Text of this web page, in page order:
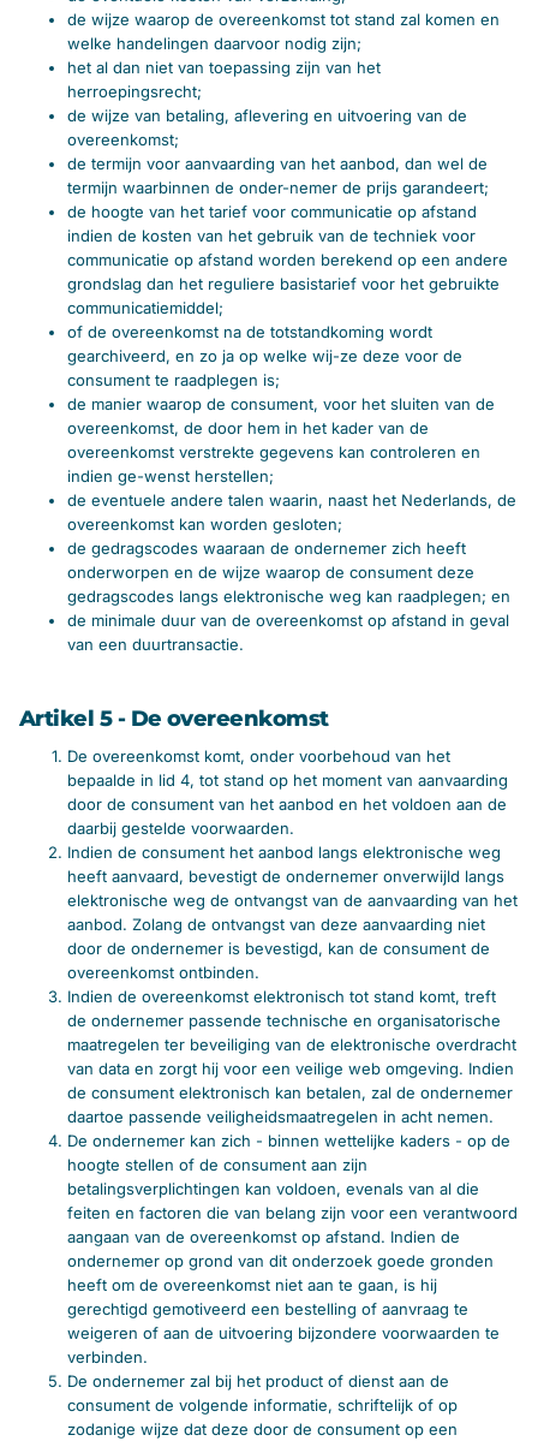
de wijze waarop de overeenkomst tot stand zal komen en
welke handelingen daarvoor nodig zijn;
het al dan niet van toepassing zijn van het
herroepingsrecht;
de wijze van betaling, aflevering en uitvoering van de
overeenkomst;
de termijn voor aanvaarding van het aanbod, dan wel de
termijn waarbinnen de onder-nemer de prijs garandeert;
de hoogte van het tarief voor communicatie op afstand
indien de kosten van het gebruik van de techniek voor
communicatie op afstand worden berekend op een andere
grondslag dan het reguliere basistarief voor het gebruikte
communicatiemiddel;
of de overeenkomst na de totstandkoming wordt
gearchiveerd, en zo ja op welke wij-ze deze voor de
consument te raadplegen is;
de manier waarop de consument, voor het sluiten van de
overeenkomst, de door hem in het kader van de
overeenkomst verstrekte gegevens kan controleren en
indien ge-wenst herstellen;
de eventuele andere talen waarin, naast het Nederlands, de
overeenkomst kan worden gesloten;
de gedragscodes waaraan de ondernemer zich heeft
onderworpen en de wijze waarop de consument deze
gedragscodes langs elektronische weg kan raadplegen; en
de minimale duur van de overeenkomst op afstand in geval
van een duurtransactie.
Artikel 5 - De overeenkomst
De overeenkomst komt, onder voorbehoud van het
bepaalde in lid 4, tot stand op het moment van aanvaarding
door de consument van het aanbod en het voldoen aan de
daarbij gestelde voorwaarden.
Indien de consument het aanbod langs elektronische weg
heeft aanvaard, bevestigt de ondernemer onverwijld langs
elektronische weg de ontvangst van de aanvaarding van het
aanbod. Zolang de ontvangst van deze aanvaarding niet
door de ondernemer is bevestigd, kan de consument de
overeenkomst ontbinden.
Indien de overeenkomst elektronisch tot stand komt, treft
de ondernemer passende technische en organisatorische
maatregelen ter beveiliging van de elektronische overdracht
van data en zorgt hij voor een veilige web omgeving. Indien
de consument elektronisch kan betalen, zal de ondernemer
daartoe passende veiligheidsmaatregelen in acht nemen.
De ondernemer kan zich - binnen wettelijke kaders - op de
hoogte stellen of de consument aan zijn
betalingsverplichtingen kan voldoen, evenals van al die
feiten en factoren die van belang zijn voor een verantwoord
aangaan van de overeenkomst op afstand. Indien de
ondernemer op grond van dit onderzoek goede gronden
heeft om de overeenkomst niet aan te gaan, is hij
gerechtigd gemotiveerd een bestelling of aanvraag te
weigeren of aan de uitvoering bijzondere voorwaarden te
verbinden.
De ondernemer zal bij het product of dienst aan de
consument de volgende informatie, schriftelijk of op
zodanige wijze dat deze door de consument op een